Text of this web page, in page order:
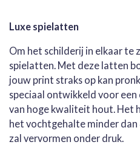
Luxe spielatten
Om het schilderij in elkaar te
spielatten. Met deze latten
jouw print straks op kan
speciaal ontwikkeld voor
van hoge kwaliteit hout. Het
het vochtgehalte minder dan
zal vervormen onder druk.